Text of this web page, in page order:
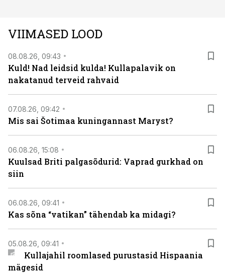
VIIMASED LOOD
08.08.26, 09:43
Kuld! Nad leidsid kulda! Kullapalavik on
nakatanud terveid rahvaid
07.08.26, 09:42
Mis sai Šotimaa kuningannast Maryst?
06.08.26, 15:08
Kuulsad Briti palgasõdurid: Vaprad gurkhad on
siin
06.08.26, 09:41
Kas sõna “vatikan” tähendab ka midagi?
05.08.26, 09:41
Kullajahil roomlased purustasid Hispaania
mägesid